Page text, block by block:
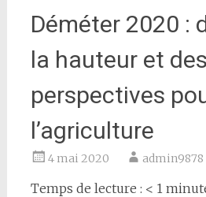
Déméter 2020 :
la hauteur et des
perspectives
l’agriculture
4 mai 2020 admin9878
Temps de lecture : < 1